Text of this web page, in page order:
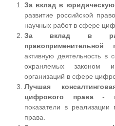
За вклад в юридическую
развитие российской
научных работ в сфере
За вклад в
правоприменительной
активную деятельность
охраняемых законом
организаций в сфере
Лучшая
цифрового права-
показатели в
права.